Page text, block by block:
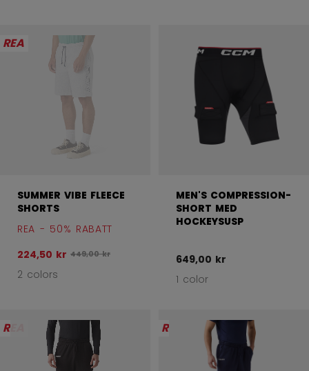
REA
SUMMER VIBE FLEECE
SHORTS
REA - 50% RABATT
224,50 kr Ursprungligt pris före rabatt var
449,00 kr
2 colors
MEN'S COMPRESSION-
SHORT MED
HOCKEYSUSP
649,00 kr
1 color
REA REA